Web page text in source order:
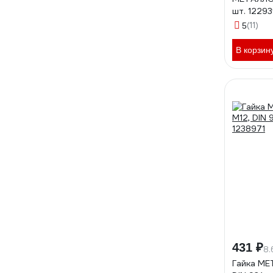
шт.
5(11)
В
431 ₽
Гайка